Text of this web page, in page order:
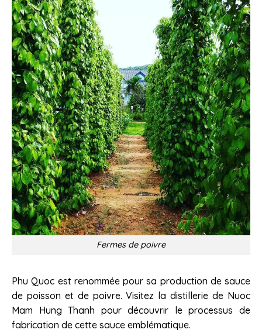
Fermes de poivre
Phu Quoc est renommée pour sa production de sauce
de poisson et de poivre. Visitez la distillerie de Nuoc
Mam Hung Thanh pour découvrir le processus de
fabrication de cette sauce emblématique.